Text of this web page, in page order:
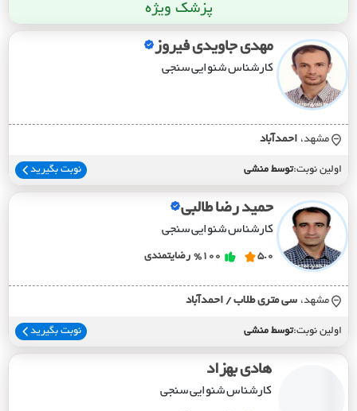
پزشک ویژه
مهدی جاویدی فیروز
کارشناس شنوایی سنجی
مشهد، احمدآباد
اولین نوبت:توسط منشی نوبت بگیرید
حمید رضا طالبی
کارشناس شنوایی سنجی
5.0
%100 رضایتمندی
مشهد، سي متري طلاب / احمدآباد
اولین نوبت:توسط منشی نوبت بگیرید
هادی بهزاد
کارشناس شنوایی سنجی